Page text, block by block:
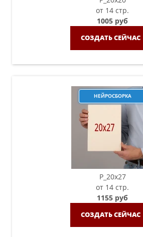
от 14 стр.
1005 руб
СОЗДАТЬ СЕЙЧАС
НЕЙРОСБОРКА
P_20х27
от 14 стр.
1155 руб
СОЗДАТЬ СЕЙЧАС